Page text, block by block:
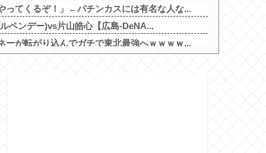
ってくるぞ！」←パチンカスには有名な人な...
ペンデー)vs片山皓心【広島-DeNA...
ーが転がり込んでガチで東北最強へｗｗｗｗ...